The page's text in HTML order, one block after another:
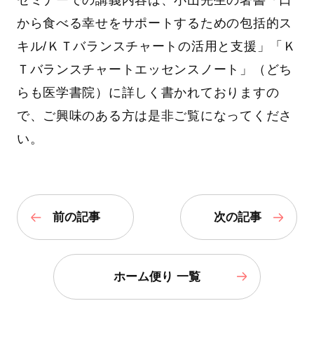
から食べる幸せをサポートするための包括的ス
キル/ＫＴバランスチャートの活用と支援」「Ｋ
Ｔバランスチャートエッセンスノート」（どち
らも医学書院）に詳しく書かれておりますの
で、ご興味のある方は是非ご覧になってくださ
い。
前の記事 次の記事
ホーム便り 一覧